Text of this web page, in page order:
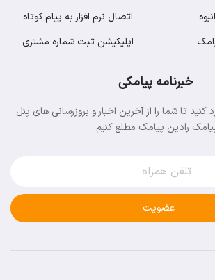
اتصال نرم افزار به پیام کوتاه
اپلیکیشن ثبت شماره مشتری
خبرنامه پیامکی
کنید تا شما را از آخرین اخبار و بروزرسانی های پنل
رادین پیامک مطلع کنیم.
عضویت